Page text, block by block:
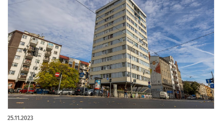
25.11.2023
artykuł z galerią zdjęć